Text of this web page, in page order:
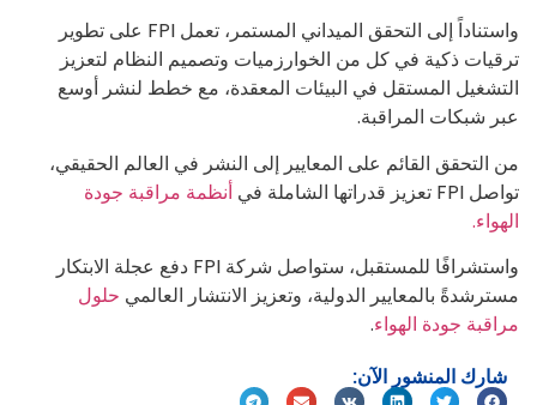
واستناداً إلى التحقق الميداني المستمر، تعمل FPI على تطوير
ترقيات ذكية في كل من الخوارزميات وتصميم النظام لتعزيز
التشغيل المستقل في البيئات المعقدة، مع خطط لنشر أوسع
عبر شبكات المراقبة.
من التحقق القائم على المعايير إلى النشر في العالم الحقيقي،
تواصل FPI تعزيز قدراتها الشاملة في
أنظمة مراقبة جودة
الهواء.
واستشرافًا للمستقبل، ستواصل شركة FPI دفع عجلة الابتكار
مسترشدةً بالمعايير الدولية، وتعزيز الانتشار العالمي حلول
مراقبة جودة الهواء.
شارك المنشور الآن: